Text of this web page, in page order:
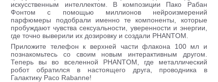
искусственным интеллектом. В композиции Пако Рабан
Фонтом с помощью миллионов нейроизмерений
парфюмеры подобрали именно те компоненты, которые
пробуждают чувства сексуальности, уверенности и энергии,
где точно выверили их дозировку и создали PHANTOM.
Приложите телефон к верхней части флакона 100 мл и
познакомьтесь со своим новым интерактивным другом.
Теперь вы во вселенной PHANTOM, где металлический
робот обратился в настоящего друга, проводника в
Галактику Paco Rabanne!